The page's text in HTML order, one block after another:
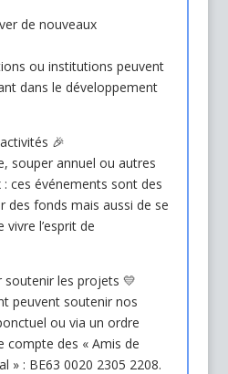
de nouveaux
ou institutions peuvent
dans le développement
🎉
souper annuel ou autres
ces événements sont des
des fonds mais aussi de se
l’esprit de
les projets 💛
peuvent soutenir nos
ou via un ordre
compte des « Amis de
» : BE63 0020 2305 2208.